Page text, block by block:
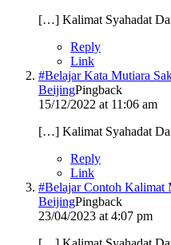
[…] Kalimat Syahadat
Reply
Link
#Belajar Kata Mutiara
BeijingPingback
15/12/2022 at 11:06 am
[…] Kalimat Syahadat
Reply
Link
#Belajar Contoh Kalimat
BeijingPingback
23/04/2023 at 4:07 pm